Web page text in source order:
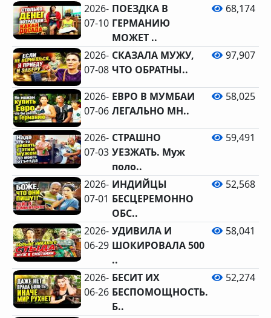
2026-
07-10
ПОЕЗДКА В
ГЕРМАНИЮ
МОЖЕТ ..
68,174
2026-
07-08
СКАЗАЛА МУЖУ,
ЧТО ОБРАТНЫ..
97,907
2026-
07-06
ЕВРО В МУМБАИ
ЛЕГАЛЬНО МН..
58,025
2026-
07-03
СТРАШНО
УЕЗЖАТЬ. Муж
поло..
59,491
2026-
07-01
ИНДИЙЦЫ
БЕСЦЕРЕМОННО
ОБС..
52,568
2026-
06-29
УДИВИЛА И
ШОКИРОВАЛА 500
..
58,041
2026-
06-26
БЕСИТ ИХ
БЕСПОМОЩНОСТЬ.
Б..
52,274